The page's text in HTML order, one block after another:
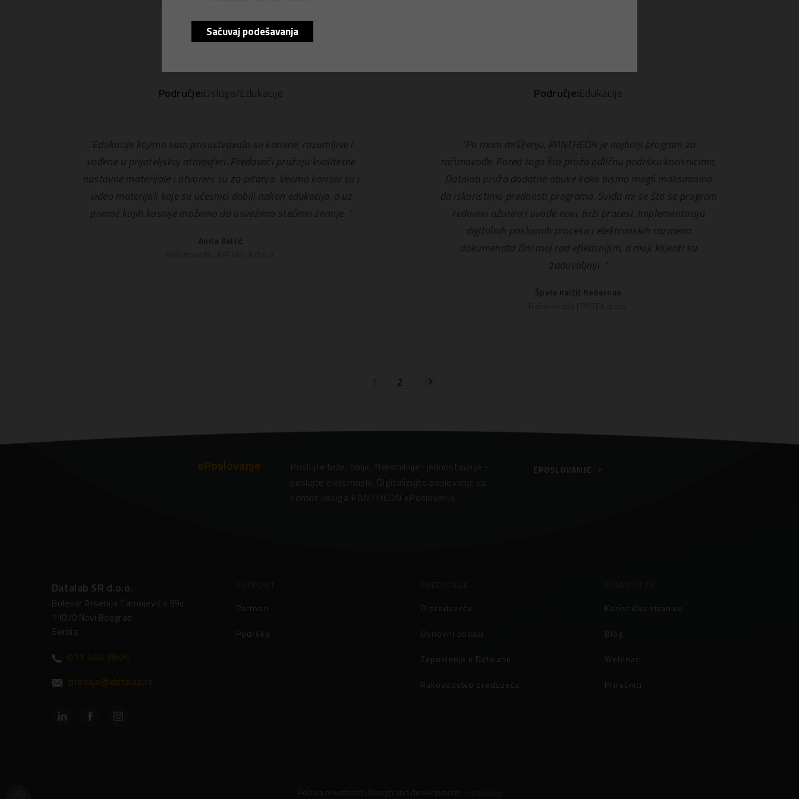
Područje:Usluge/Edukacije
"Edukacije kojima sam prisustvovala su korisne, razumljive i
vođene u prijateljskoj atmosferi. Predavači pružaju kvalitetne
nastavne materijale i otvoreni su za pitanja. Veoma korisni su i
video materijali koje su učesnici dobili nakon edukacija, a uz
pomoć kojih kasnije možemo da osvežimo stečeno znanje. "
Anita Baltič
Područje:Edukacije
"Po mom mišljenju, PANTHEON je najbolji program za
računovođe. Pored toga što pruža odličnu podršku korisnicima,
Datalab pruža dodatne obuke kako bismo mogli maksimalno
da iskoristimo prednosti programa. Sviđa mi se što se program
redovno ažurira i uvode novi, brži procesi. Implementacija
digitalnih poslovnih procesa i elektronskih razmena
dokumenata čini moj rad efikasnijim, a moji klijenti su
zadovoljniji. "
Špela Kalčič Rebernak
1 2
ePoslovanje
Poslujte brže, bolje, fleksibilnije i jednostavnije -
poslujte elektronski. Digitalizujte poslovanje uz
pomoć usluga PANTHEON ePoslovanja.
EPOSLOVANJE
Datalab SR d.o.o.
Bulevar Arsenija Čarnojevića 99v
11070 Novi Beograd
Serbia
011 404 8604
prodaja@datalab.rs
Partneri
Podrška
O preduzeću
Osnovni podaci
Zaposlenje u Datalabu
Rukovodstvo preduzeća
Korisničke stranice
Blog
Webinari
Priručnici
Sačuvaj podešavanja